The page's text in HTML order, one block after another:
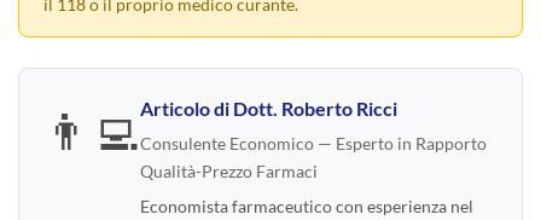
il 118 o il proprio medico curante.
👨‍💻Articolo di Dott. Roberto Ricci
Consulente Economico — Esperto in Rapporto
Qualità-Prezzo Farmaci
Economista farmaceutico con esperienza nel